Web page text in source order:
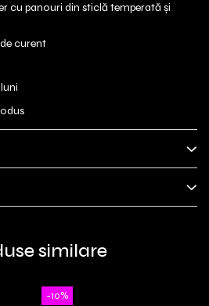
cu panouri din sticlă temperată și
curent
similare
-10%